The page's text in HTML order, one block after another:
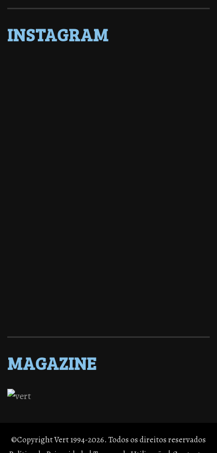
INSTAGRAM
MAGAZINE
©Copyright Vert 1994-2026. Todos os direitos reservados